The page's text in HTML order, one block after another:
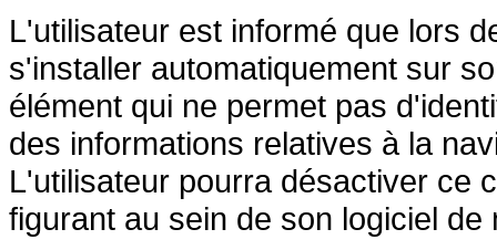
L'utilisateur est informé que lors
s'installer automatiquement sur
élément qui ne permet pas
des informations relatives à la
L'utilisateur pourra désactiver ce
figurant au sein de son logiciel de